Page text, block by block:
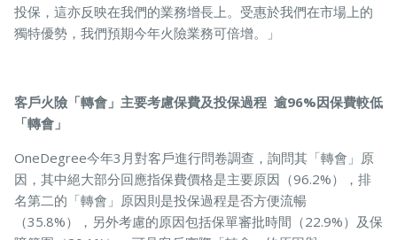
投保，這亦反映在我們的業務增長上。受惠於我們在市場上的
獨特優勢，我們預期今年火險業務可倍增。」
客戶火險「轉會」主要考慮保費及投保過程 逾96%因保費較低
「轉會」
OneDegree今年3月對客戶進行問卷調查，詢問其「轉會」原
因，其中絕大部分回應指保費價格是主要原因（96.2%），排
名第二的「轉會」原因則是投保過程是否方便流暢
（35.8%），另外考慮的原因包括保單審批時間（22.9%）及保